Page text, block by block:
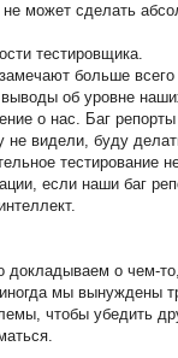
не может сделать
тестировщика.
больше
об уровне
о нас. Баг
видели, буду
тестирование
если наши баг
докладываем о чем-
мы вынуждены
чтобы убедить